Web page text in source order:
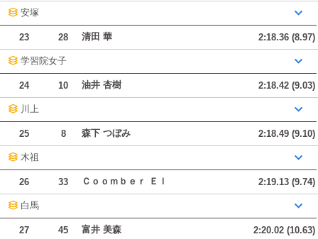
安塚
23 28 清田 華 2:18.36 (8.97)
学習院女子
24 10 油井 杏樹 2:18.42 (9.03)
川上
25 8 森下 つぼみ 2:18.49 (9.10)
木祖
26 33 Ｃｏｏｍｂｅｒ Ｅｌ 2:19.13 (9.74)
白馬
27 45 富井 美森 2:20.02 (10.63)